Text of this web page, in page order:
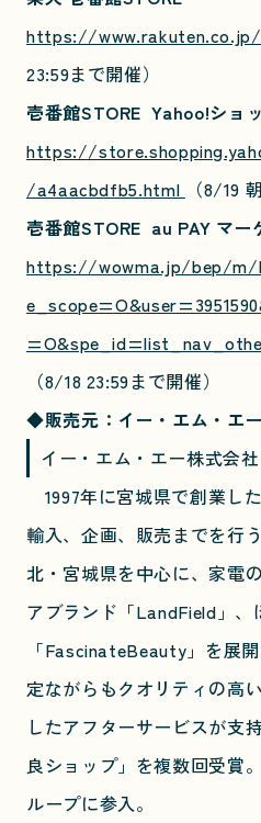
https://
23:59まで開催）
壱番館STORE Yahoo!ショ
https://
/a4aacbdfb5.html
（8/19
壱番館STORE au PAY マー
https://wowma.jp/bep/m/
（8/18 23:59まで開催）
◆販売元：イー・エム・エ
イー・エム・エー株式会社
1997年に宮城県で創業し
輸入、企画、販売までを行
北・宮城県を中心に、家電
アブランド「LandField」
「FascinateBeauty」を展
定ながらもクオリティの高
したアフターサービスが支
良ショップ」を複数回受賞
ループに参入。